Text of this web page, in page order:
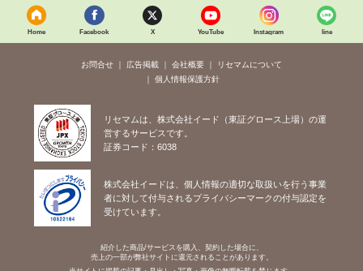
Home Facebook X YouTube Instagram line
お問合せ 広告掲載 会社概要
リセマムについて
個人情報保護方針
リセマムは、株式会社イード（東証グロース上場）の運
営するサービスです。
証券コード：6038
株式会社イードは、個人情報の適切な取扱いを行う事業
者に対して付与されるプライバシーマークの付与認定を
受けています。
紹介した商品/サービスを購入、契約した場合に、
売上の一部が弊社サイトに還元されることがあります。